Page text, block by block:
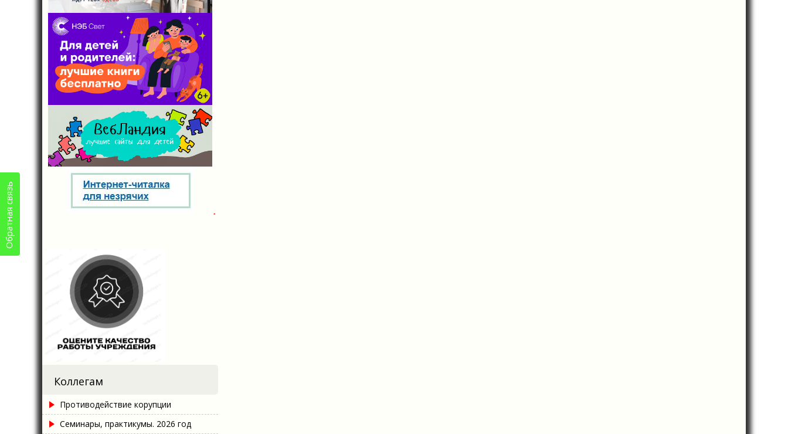
Коллегам
Противодействие корупции
Семинары, практикумы. 2026 год
Обратная связь